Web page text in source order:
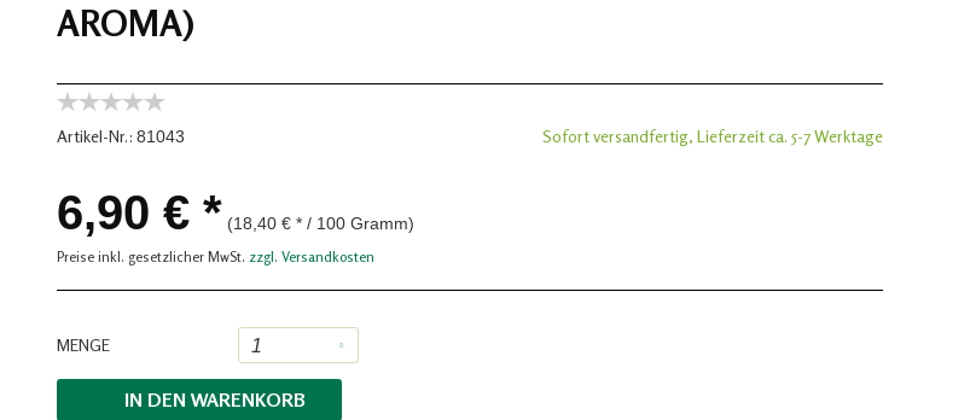
AROMA)
Artikel-Nr.: 81043 Sofort versandfertig, Lieferzeit ca. 5-7 Werktage
6,90 € * (18,40 € * / 100 Gramm)
Preise inkl. gesetzlicher MwSt. zzgl. Versandkosten
MENGE
IN DEN WARENKORB